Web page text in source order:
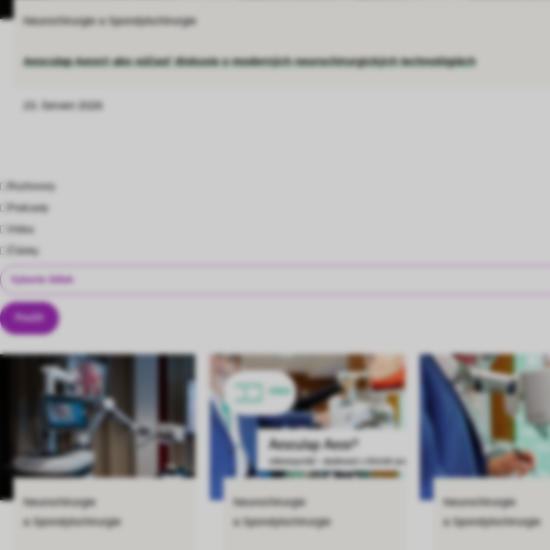
Neurochirurgie a Spondylochirurgie
Aesculap Aeos® ako súčasť diskusie o moderných neurochirurgických technológiách
23. červen 2026
Rozhovory
Podcasty
Videa
Články
Štítky
Neurochirurgie
a Spondylochirurgie
Neurochirurgie
a Spondylochirurgie
Neurochirurgie
a Spondylochirurgie